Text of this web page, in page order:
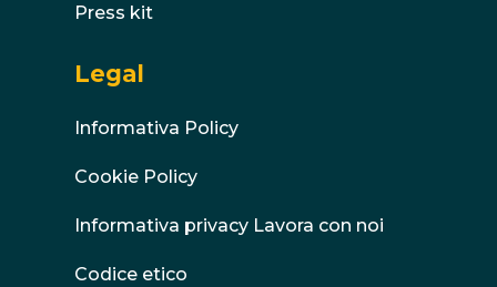
Press kit
Legal
Informativa Policy
Cookie Policy
Informativa privacy Lavora con noi
Codice etico